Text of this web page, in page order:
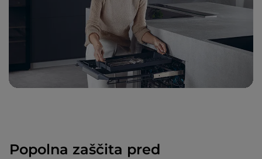
Popolna zaščita pred